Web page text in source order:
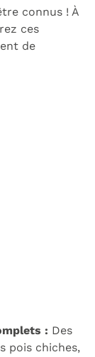
connus ! À
ces
de
: Des
pois chiches,